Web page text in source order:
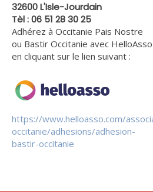
32600 L'Isle-Jourdain
Tèl : 06 51 28 30 25
Adhérez à Occitanie Pais Nostre
ou Bastir Occitanie avec HelloAsso
en cliquant sur le lien suivant :
https://www.helloasso.com/
occitanie/adhesions/adhesion-
bastir-occitanie